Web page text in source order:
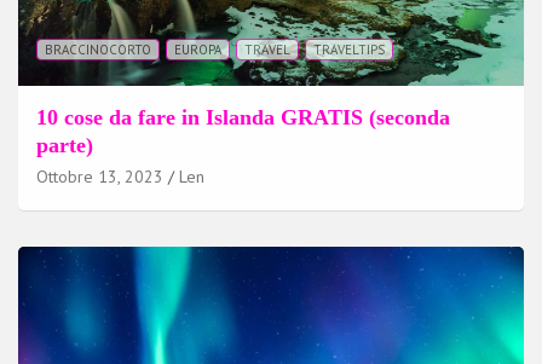
BRACCINOCORTO EUROPA TRAVEL TRAVELTIPS
10 cose da fare in Islanda GRATIS (seconda
parte)
Ottobre 13, 2023 Len